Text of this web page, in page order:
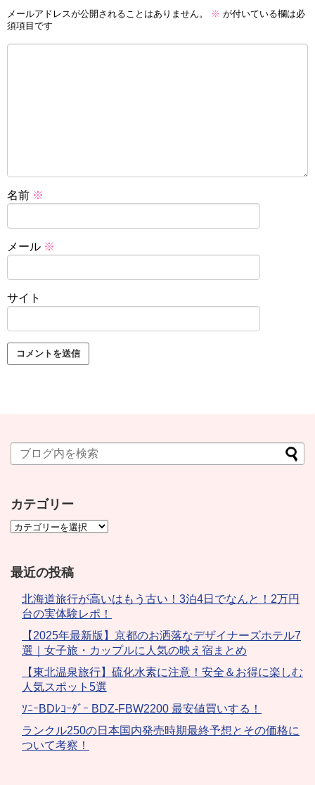
メールアドレスが公開されることはありません。 ※ が付いている欄は必
須項目です
名前 ※
メール ※
サイト
カテゴリー
最近の投稿
北海道旅行が高いはもう古い！3泊4日でなんと！2万円
台の実体験レポ！
【2025年最新版】京都のお洒落なデザイナーズホテル7
選｜女子旅・カップルに人気の映え宿まとめ
【東北温泉旅行】硫化水素に注意！安全＆お得に楽しむ
人気スポット5選
ｿﾆｰBDﾚｺｰﾀﾞｰ BDZ-FBW2200 最安値買いする！
ランクル250の日本国内発売時期最終予想とその価格に
ついて考察！